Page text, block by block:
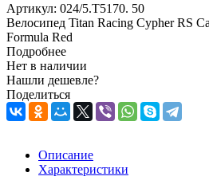
Артикул: 024/5.T5170. 50
Велосипед Titan Racing Cypher RS
Formula Red
Подробнее
Нет в наличии
Нашли дешевле?
Поделиться
Описание
Характеристики